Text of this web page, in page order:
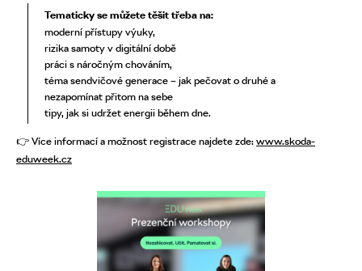
Tematicky se můžete těšit třeba na:
moderní přístupy výuky,
rizika samoty v digitální době
práci s náročným chováním,
téma sendvičové generace – jak pečovat o druhé a
nezapomínat přitom na sebe
tipy, jak si udržet energii během dne.
👉 Více informací a možnost registrace najdete zde:www.skoda-
eduweek.cz